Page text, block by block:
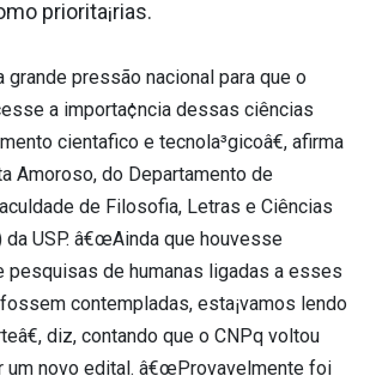
priorita¡rias.
pressão nacional para que o
a importa¢ncia dessas ciências
cienta­fico e tecnola³gicoâ€, afirma
Amoroso, do Departamento de
de Filosofia, Letras e Ciências
da USP. â€œAinda que houvesse
pesquisas de humanas ligadas a esses
contempladas, esta¡vamos lendo
diz, contando que o CNPq voltou
um novo edital. â€œProvavelmente foi